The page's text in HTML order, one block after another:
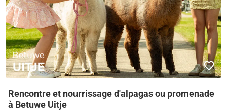
Rencontre et nourrissage d'alpagas ou promenade
à Betuwe Uitje